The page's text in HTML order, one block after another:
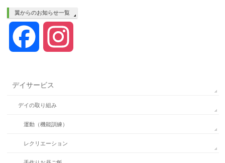
翼からのお知らせ一覧
Facebook
デイサービス
デイの取り組み
運動（機能訓練）
レクリエーション